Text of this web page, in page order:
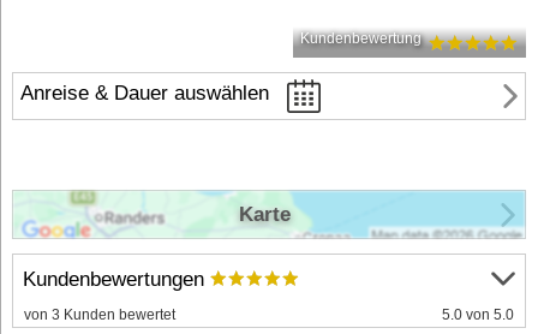
Kundenbewertung
Anreise & Dauer auswählen
Kundenbewertungen
von 3 Kunden bewertet 5.0 von 5.0
Karte